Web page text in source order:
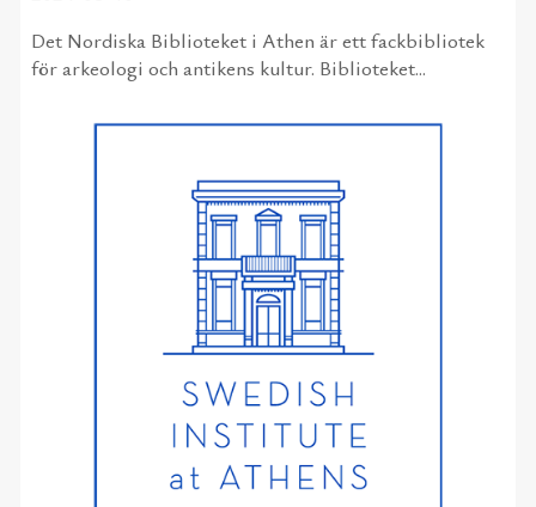
Det Nordiska Biblioteket i Athen är ett fackbibliotek
för arkeologi och antikens kultur. Biblioteket...